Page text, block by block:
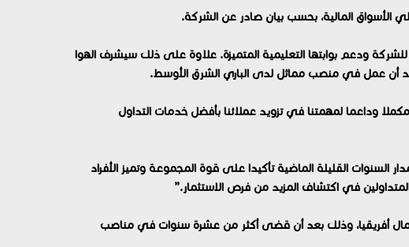
الأسواق المالية، بحسب بيان صادر عن الشركة.
ودعم بوابتها التعليمية المتميزة. علاوة على ذلك سيشرف الهوا
بعد أن عمل في منصب مماثل لدى الباري الشرق الأوسط.
وداعما لمهمتنا في تزويد عملائنا بأفضل خدمات التداول
السنوات القليلة الماضية تأكيدا على قوة المجموعة وتميز الأفراد
في اكتشاف المزيد من فرص الاستثمار.”
أفريقيا، وذلك بعد أن قضى أكثر من عشرة سنوات في مناصب